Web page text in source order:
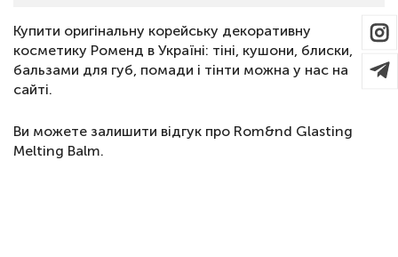
Купити оригінальну корейську декоративну
косметику Роменд в Україні: тіні, кушони, блиски,
бальзами для губ, помади і тінти можна у нас на
сайті.
Ви можете залишити відгук про Rom&nd Glasting
Melting Balm.